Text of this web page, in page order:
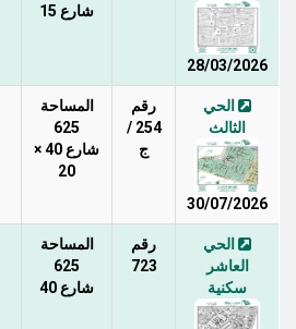
28/03/2026
شارع 15
الحي
الثالث
30/07/2026
رقم
254 /
ج
المساحة
625
شارع 40 ×
20
الحي
العاشر
سكنية
رقم
723
المساحة
625
شارع 40